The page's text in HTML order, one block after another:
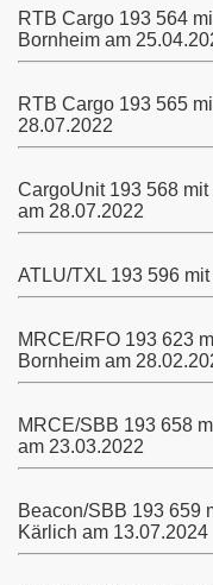
RTB Cargo 193 564
Bornheim am
RTB Cargo 193 565
28.07.2022
CargoUnit 193 568
am 28.07.2022
ATLU/TXL 193 596
MRCE/RFO 193 623
Bornheim am
MRCE/SBB 193 658
am 23.03.2022
Beacon/SBB 193 659
Kärlich am 13.07.2024